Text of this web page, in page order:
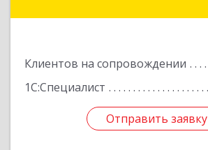
Клиентов на сопровождении
1С:Специалист
Отправить заявку
Отправить заявку